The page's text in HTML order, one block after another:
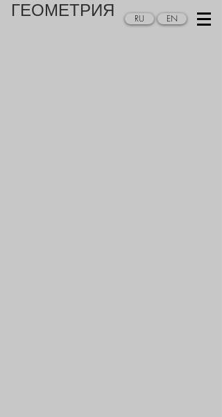
ГЕОМЕТРИЯ RU EN